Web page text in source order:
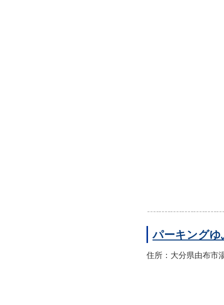
パーキングゆ
住所：大分県由布市